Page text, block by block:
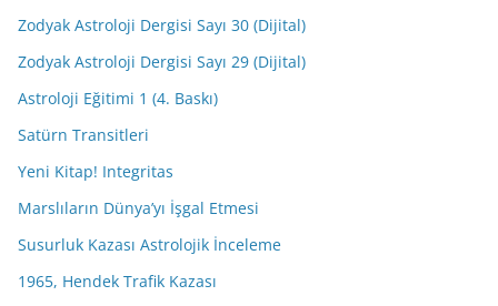
Zodyak Astroloji Dergisi Sayı 30 (Dijital)
Zodyak Astroloji Dergisi Sayı 29 (Dijital)
Astroloji Eğitimi 1 (4. Baskı)
Satürn Transitleri
Yeni Kitap! Integritas
Marslıların Dünya’yı İşgal Etmesi
Susurluk Kazası Astrolojik İnceleme
1965, Hendek Trafik Kazası